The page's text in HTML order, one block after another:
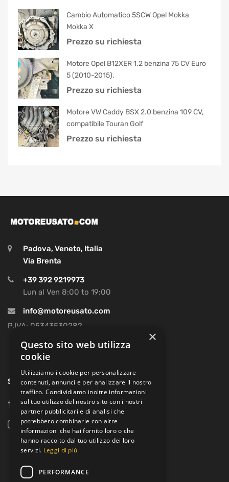
Cambio Automatico 5SCW Opel Mokka
Mokka X
Prezzo su richiesta
Motore Opel B12XER 1.2 benzina 75 CV Euro
5 (2010-2015).
Prezzo su richiesta
Motore VW Caddy BSX 2.0 benzina 109 CV,
compatibile Touran Golf
Prezzo su richiesta
Padova, Veneto, Italia
Via Brenta
+39 392 9219973
Lun al Ven 8:00 to 19:00
info@motoreusato.com
P.IVA: 05343530282
SOCIAL
facebook
instagram
×
Questo sito web utilizza
cookie
Utilizziamo i cookie per personalizzare
contenuti, annunci e per analizzare il nostro
traffico. Condividiamo inoltre informazioni
sul tuo utilizzo del nostro sito con i nostri
partner pubblicitari e di analisi che
potrebbero combinarle con altre
informazioni che hai fornito loro o che
hanno raccolto dal tuo utilizzo dei loro
servizi. Leggi di più
PERFORMANCE